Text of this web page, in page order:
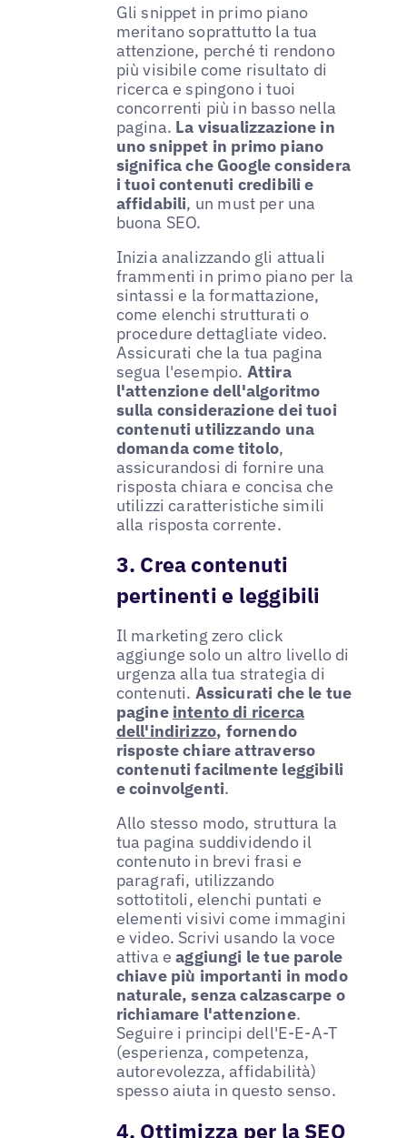
Gli snippet in primo piano
meritano soprattutto la tua
attenzione, perché ti rendono
più visibile come risultato di
ricerca e spingono i tuoi
concorrenti più in basso nella
pagina. La visualizzazione in
uno snippet in primo piano
significa che Google considera
i tuoi contenuti credibili e
affidabili, un must per una
buona SEO.
Inizia analizzando gli attuali
frammenti in primo piano per la
sintassi e la formattazione,
come elenchi strutturati o
procedure dettagliate video.
Assicurati che la tua pagina
segua l'esempio. Attira
l'attenzione dell'algoritmo
sulla considerazione dei tuoi
contenuti utilizzando una
domanda come titolo,
assicurandosi di fornire una
risposta chiara e concisa che
utilizzi caratteristiche simili
alla risposta corrente.
3. Crea contenuti
pertinenti e leggibili
Il marketing zero click
aggiunge solo un altro livello di
urgenza alla tua strategia di
contenuti. Assicurati che le tue
pagine intento di ricerca
dell'indirizzo, fornendo
risposte chiare attraverso
contenuti facilmente leggibili
e coinvolgenti.
Allo stesso modo, struttura la
tua pagina suddividendo il
contenuto in brevi frasi e
paragrafi, utilizzando
sottotitoli, elenchi puntati e
elementi visivi come immagini
e video. Scrivi usando la voce
attiva eaggiungi le tue parole
chiave più importanti in modo
naturale, senza calzascarpe o
richiamare l'attenzione.
Seguire i principi dell'E-E-A-T
(esperienza, competenza,
autorevolezza, affidabilità)
spesso aiuta in questo senso.
4. Ottimizza per la SEO